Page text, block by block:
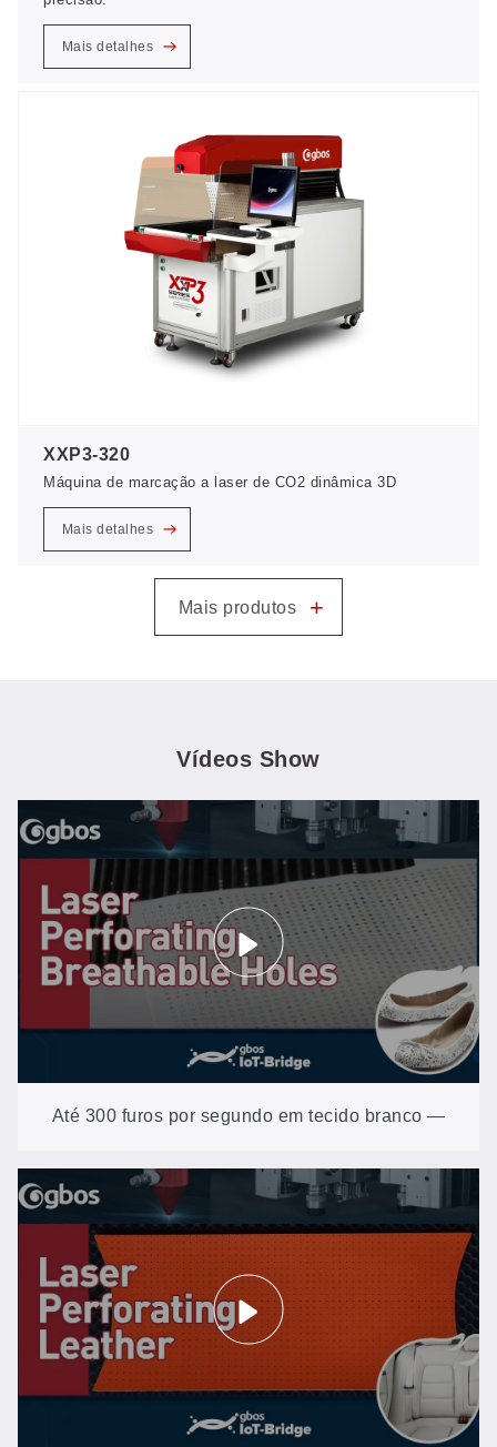
Mais detalhes
XXP3-320
Máquina de marcação a laser de CO2 dinâmica 3D
Mais detalhes
Mais produtos +
Vídeos Show
Até 300 furos por segundo em tecido branco —
sem amarelamento, sem queimaduras